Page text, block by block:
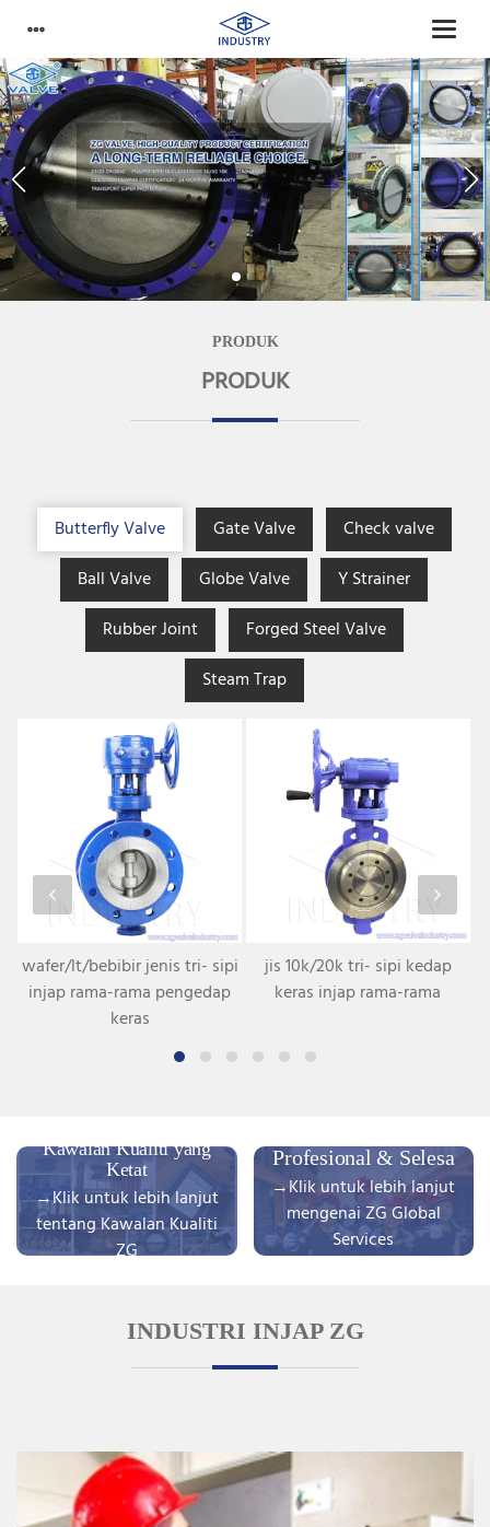
PRODUK
PRODUK
Butterfly Valve Gate Valve
Check valve
Ball Valve
Globe Valve
Y Strainer
Rubber Joint
Forged Steel Valve
Steam Trap
wafer/lt/bebibir jenis tri- sipi
injap rama-rama pengedap
keras
jis 10k/20k tri- sipi kedap
keras injap rama-rama
Kawalan Kualiti yang
Ketat
→Klik untuk lebih lanjut
tentang Kawalan Kualiti
ZG
Profesional & Selesa
→Klik untuk lebih lanjut
mengenai ZG Global
Services
INDUSTRI INJAP ZG